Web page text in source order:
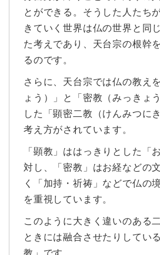
とができる。そうした人たち
きていく世界は仏の世界と同
た考えであり、天台宗の根幹
るのです。
さらに、天台宗では仏の教え
ょう）」と「密教（みっきょ
した「顕密二教（けんみつに
考え方がされています。
「顕教」ははっきりとした「
対し、「密教」はお経などの
く「加持・祈祷」などで仏の
を重視しています。
このように大きく違いのある
ときには融合させたりしてい
教」です。